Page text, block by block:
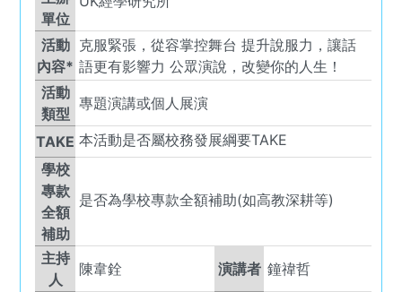
單位
活動
內容*
克服緊張，從容掌控舞台 提升說服力，讓話
語更有影響力 公眾演說，改變你的人生！
活動
類型
專題演講或個人展演
TAKE 本活動是否屬校務發展綱要TAKE
學校
專款
全額
補助
是否為學校專款全額補助(如高教深耕等)
主持
人
陳韋銓 演講者 鐘禕哲